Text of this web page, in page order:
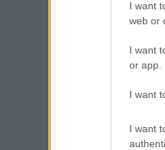
I want
web or
I want
or app.
I want
I want